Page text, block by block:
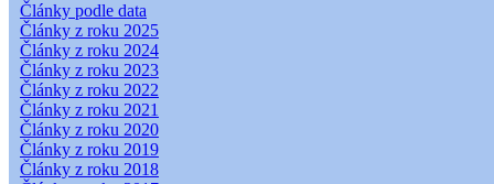
Články podle data
Články z roku 2025
Články z roku 2024
Články z roku 2023
Články z roku 2022
Články z roku 2021
Články z roku 2020
Články z roku 2019
Články z roku 2018